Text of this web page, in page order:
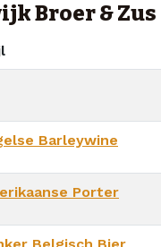
Broer & Zus
Barleywine
Porter